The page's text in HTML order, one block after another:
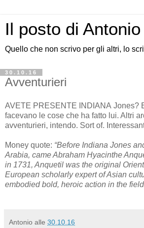
Il posto di Antonio
Quello che non scrivo per gli altri, lo
30.10.16
Avventurieri
AVETE PRESENTE INDIANA Jones?
facevano le cose che ha fatto lui. Altri
avventurieri, intendo. Sort of.
Money quote: “Before Indiana Jones
Arabia, came Abraham Hyacinthe
in 1731, Anquetil was the original
European scholarly expert of Asian
embodied bold, heroic action in the
Antonio alle 30.10.16